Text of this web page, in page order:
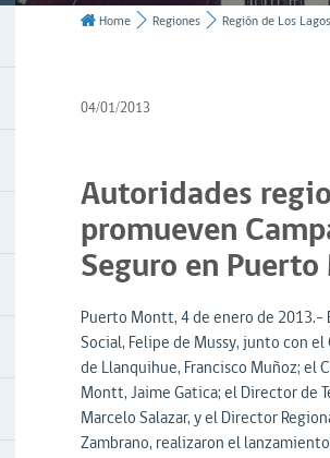
Home Regiones Región de Los Lagos
04/01/2013
Autoridades
promueven
Seguro en
Puerto Montt, 4 de enero de 2013.-
Social, Felipe de Mussy, junto con
de Llanquihue, Francisco Muñoz; el
Montt, Jaime Gatica; el Director de
Marcelo Salazar, y el Director
Zambrano, realizaron el